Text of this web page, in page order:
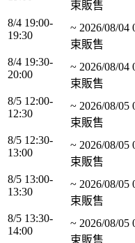
束販售
8/4 19:00-
19:30
~ 2026/08/04
束販售
8/4 19:30-
20:00
~ 2026/08/04
束販售
8/5 12:00-
12:30
~ 2026/08/05
束販售
8/5 12:30-
13:00
~ 2026/08/05
束販售
8/5 13:00-
13:30
~ 2026/08/05
束販售
8/5 13:30-
14:00
~ 2026/08/05
束販售